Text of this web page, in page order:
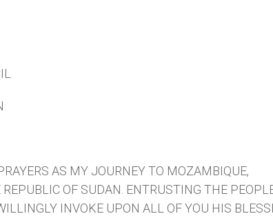
AS MY JOURNEY TO MOZAMBIQUE,
OF SUDAN. ENTRUSTING THE
INVOKE UPON ALL OF YOU HIS